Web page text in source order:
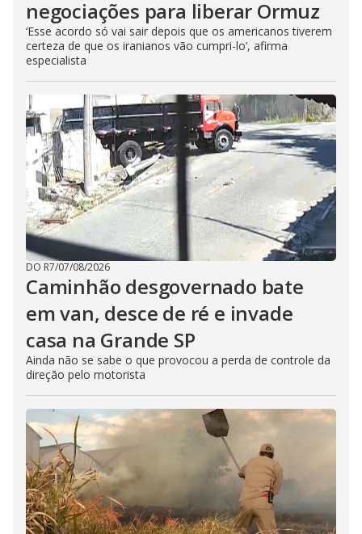
negociações para liberar Ormuz
‘Esse acordo só vai sair depois que os americanos tiverem
certeza de que os iranianos vão cumpri-lo’, afirma
especialista
DO R7/07/08/2026
Caminhão desgovernado bate
em van, desce de ré e invade
casa na Grande SP
Ainda não se sabe o que provocou a perda de controle da
direção pelo motorista